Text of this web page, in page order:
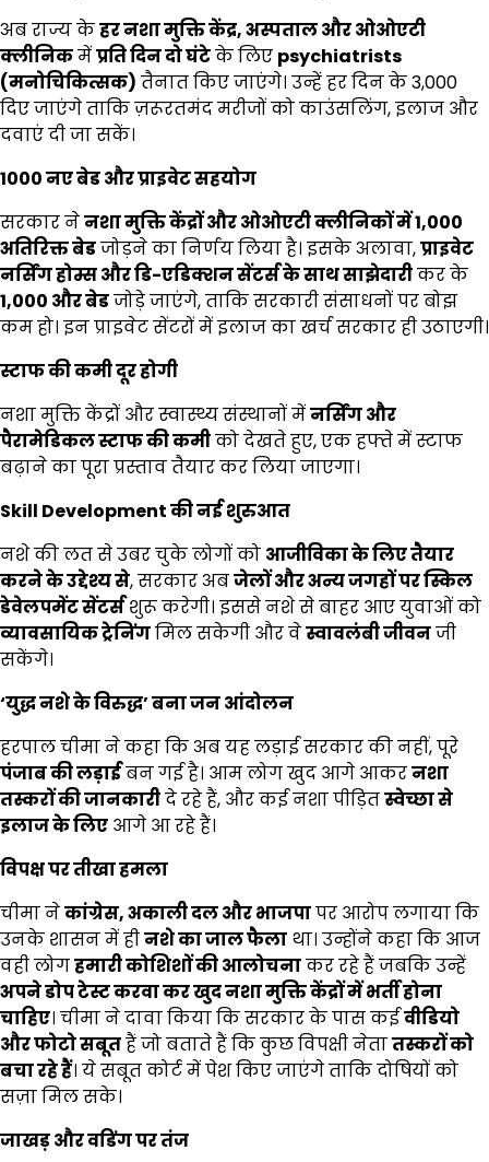
अब राज्य केहर नशा मुक्ति केंद्र,अस्पताल और ओओएटी
क्लीनिकमेंप्रति दिन दो घंटेके लिए psychiatrists
(मनोचिकित्सक) तैनात किए जाएंगे। उन्हें हर दिन के ₹3,000
दिए जाएंगे ताकि ज़रूरतमंद मरीजों को काउंसलिंग, इलाज और
दवाएं दी जा सकें।
1000नए बेड और प्राइवेट सहयोग
सरकार नेनशा मुक्ति केंद्रों और ओओएटी क्लीनिकों में1,000
अतिरिक्त बेडजोड़ने का निर्णय लिया है। इसके अलावा,प्राइवेट
नर्सिंग होम्स और डि-एडिक्शन सेंटर्स के साथ साझेदारीकर के
1,000 और बेडजोड़े जाएंगे, ताकि सरकारी संसाधनों पर बोझ
कम हो। इन प्राइवेट सेंटरों में इलाज का खर्च सरकार ही उठाएगी।
स्टाफ की कमी दूर होगी
नशा मुक्ति केंद्रों और स्वास्थ्य संस्थानों मेंनर्सिंग और
पैरामेडिकल स्टाफ की कमीको देखते हुए, एक हफ्ते में स्टाफ
बढ़ाने का पूरा प्रस्ताव तैयार कर लिया जाएगा।
Skill Developmentकी नई शुरुआत
नशे की लत से उबर चुके लोगों को आजीविका के लिए तैयार
करने के उद्देश्य से, सरकार अबजेलों और अन्य जगहों पर स्किल
डेवेलपमेंट सेंटर्सशुरू करेगी। इससे नशे से बाहर आए युवाओं को
व्यावसायिक ट्रेनिंगमिल सकेगी और वेस्वावलंबी जीवनजी
सकेंगे।
‘युद्ध नशे के विरुद्ध’ बना जन आंदोलन
हरपाल चीमा ने कहा कि अब यह लड़ाई सरकार की नहीं, पूरे
पंजाब की लड़ाईबन गई है। आम लोग खुद आगे आकरनशा
तस्करों की जानकारीदे रहे हैं, और कई नशा पीड़ितस्वेच्छा से
इलाज के लिए आगे आ रहे हैं।
विपक्ष पर तीखा हमला
चीमा नेकांग्रेस,अकाली दल और भाजपापर आरोप लगाया कि
उनके शासन में हीनशे का जाल फैला था। उन्होंने कहा कि आज
वही लोगहमारी कोशिशों की आलोचनाकर रहे हैं जबकि उन्हें
अपने डोप टेस्ट करवा कर खुद नशा मुक्ति केंद्रों में भर्ती होना
चाहिए। चीमा ने दावा किया कि सरकार के पास कईवीडियो
और फोटो सबूतहैं जो बताते हैं कि कुछ विपक्षी नेतातस्करों को
बचा रहे हैं। ये सबूत कोर्ट में पेश किए जाएंगे ताकि दोषियों को
सज़ा मिल सके।
जाखड़ और वडिंग पर तंज